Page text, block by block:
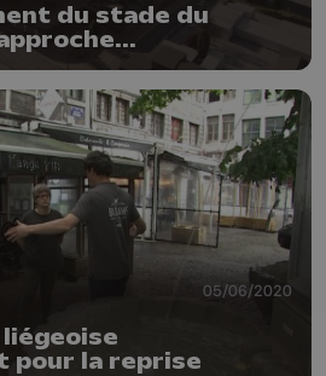
du stade du
05/06/2020
pour la reprise